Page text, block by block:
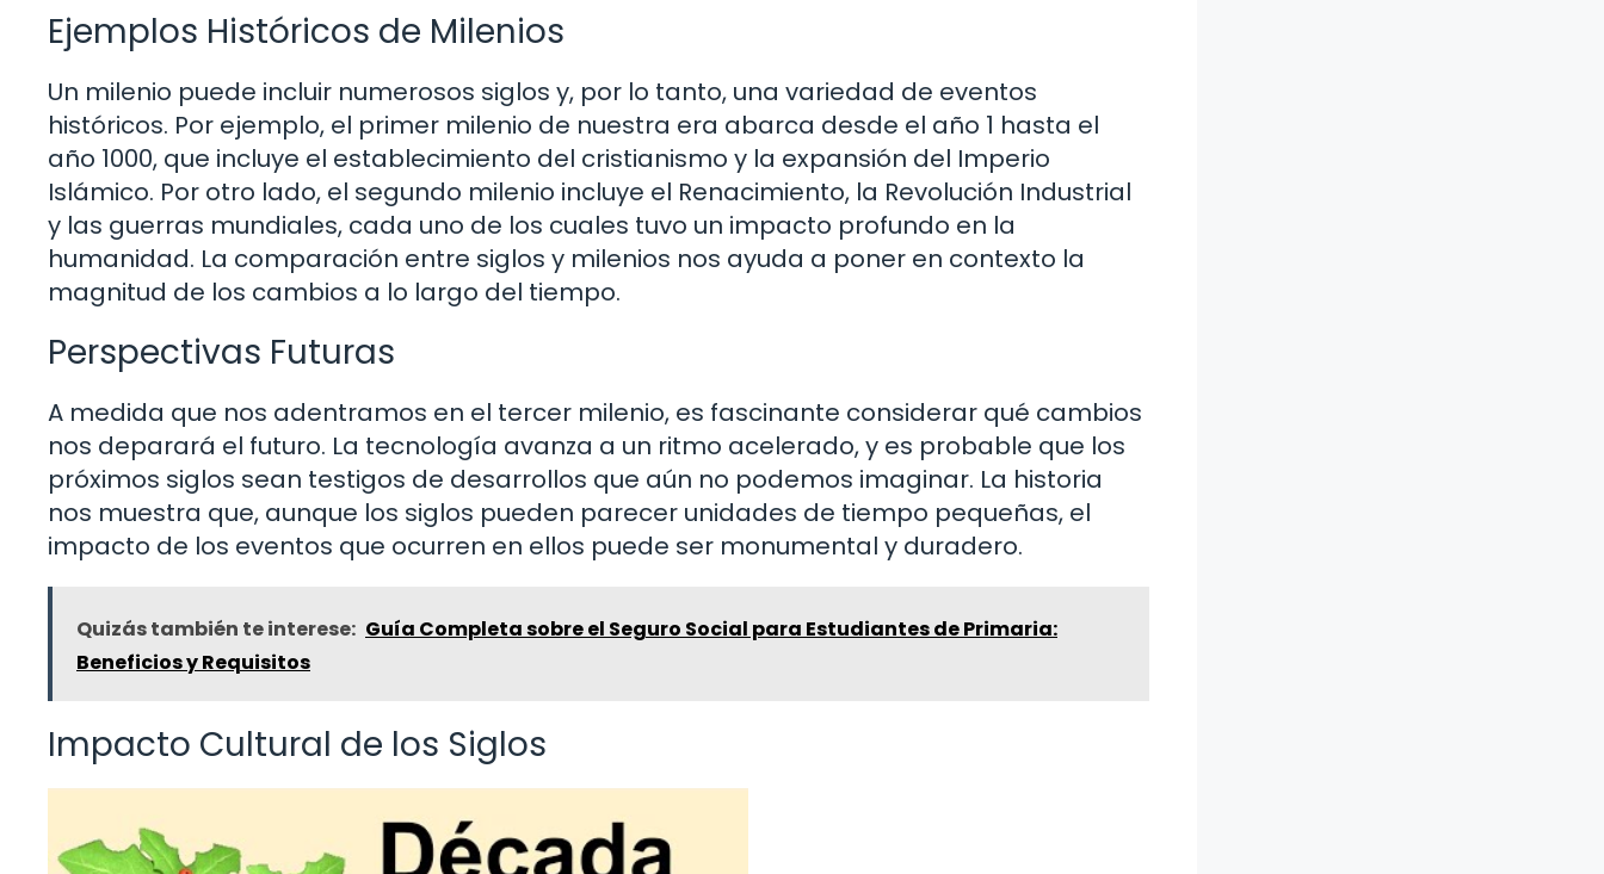
Ejemplos Históricos de Milenios
Un milenio puede incluir numerosos siglos y, por lo tanto, una variedad de eventos
históricos. Por ejemplo, el primer milenio de nuestra era abarca desde el año 1 hasta el
año 1000, que incluye el establecimiento del cristianismo y la expansión del Imperio
Islámico. Por otro lado, el segundo milenio incluye el Renacimiento, la Revolución Industrial
y las guerras mundiales, cada uno de los cuales tuvo un impacto profundo en la
humanidad. La comparación entre siglos y milenios nos ayuda a poner en contexto la
magnitud de los cambios a lo largo del tiempo.
Perspectivas Futuras
A medida que nos adentramos en el tercer milenio, es fascinante considerar qué cambios
nos deparará el futuro. La tecnología avanza a un ritmo acelerado, y es probable que los
próximos siglos sean testigos de desarrollos que aún no podemos imaginar. La historia
nos muestra que, aunque los siglos pueden parecer unidades de tiempo pequeñas, el
impacto de los eventos que ocurren en ellos puede ser monumental y duradero.
Quizás también te interese: Guía Completa sobre el Seguro Social para Estudiantes de Primaria:
Beneficios y Requisitos
Impacto Cultural de los Siglos